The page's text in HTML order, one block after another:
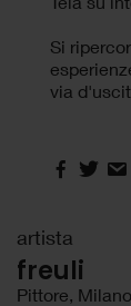
Si
via
artista
freuli
Pittore, Milano